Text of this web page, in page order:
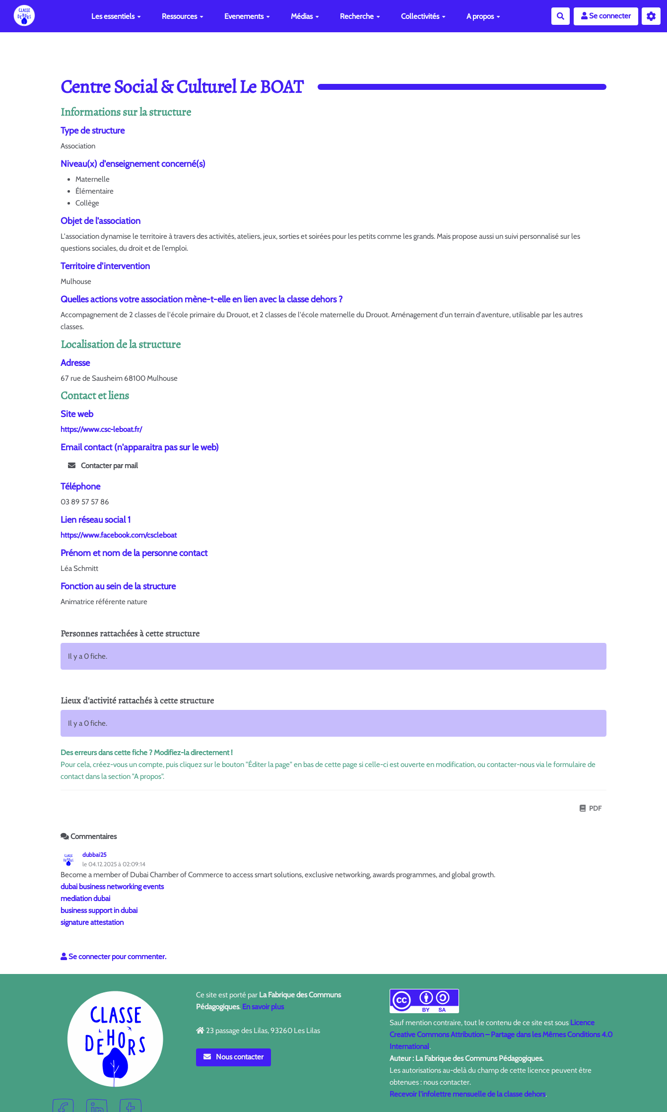
Les essentiels Ressources Evenements Médias Recherche Collectivités A propos RechercherSe connecter
Centre Social & Culturel Le BOAT
Informations sur la structure
Type de structure
Association
Niveau(x) d'enseignement concerné(s)
Maternelle
Élémentaire
Collège
Objet de l'association
L'association dynamise le territoire à travers des activités, ateliers, jeux, sorties et soirées pour les petits comme les grands. Mais propose aussi un suivi personnalisé sur les
questions sociales, du droit et de l’emploi.
Territoire d'intervention
Mulhouse
Quelles actions votre association mène-t-elle en lien avec la classe dehors ?
Accompagnement de 2 classes de l'école primaire du Drouot, et 2 classes de l'école maternelle du Drouot. Aménagement d'un terrain d'aventure, utilisable par les autres
classes.
Localisation de la structure
Adresse
67 rue de Sausheim 68100 Mulhouse
Contact et liens
Site web
https://www.csc-leboat.fr/
Email contact (n'apparaitra pas sur le web)
Contacter par mail
Téléphone
03 89 57 57 86
Lien réseau social 1
https://www.facebook.com/cscleboat
Prénom et nom de la personne contact
Léa Schmitt
Fonction au sein de la structure
Animatrice référente nature
Personnes rattachées à cette structure
Il y a 0 fiche.
Lieux d'activité rattachés à cette structure
Il y a 0 fiche.
Des erreurs dans cette fiche ? Modifiez-la directement !
Pour cela, créez-vous un compte, puis cliquez sur le bouton "Éditer la page" en bas de cette page si celle-ci est ouverte en modification, ou contacter-nous via le formulaire de
contact dans la section "A propos".
PDF
Commentaires
dubbai25
le 04.12.2025 à 02:09:14
Become a member of Dubai Chamber of Commerce to access smart solutions, exclusive networking, awards programmes, and global growth.
dubai business networking events
mediation dubai
business support in dubai
signature attestation
Se connecter pour commenter.
Ce site est porté par La Fabrique des Communs
Pédagogiques. En savoir plus
23 passage des Lilas, 93260 Les Lilas
Nous contacter
Sauf mention contraire, tout le contenu de ce site est sous Licence
Creative Commons Attribution – Partage dans les Mêmes Conditions 4.0
International.
Auteur : La Fabrique des Communs Pédagogiques.
Les autorisations au-delà du champ de cette licence peuvent être
obtenues : nous contacter.
Recevoir l'infolettre mensuelle de la classe dehors.